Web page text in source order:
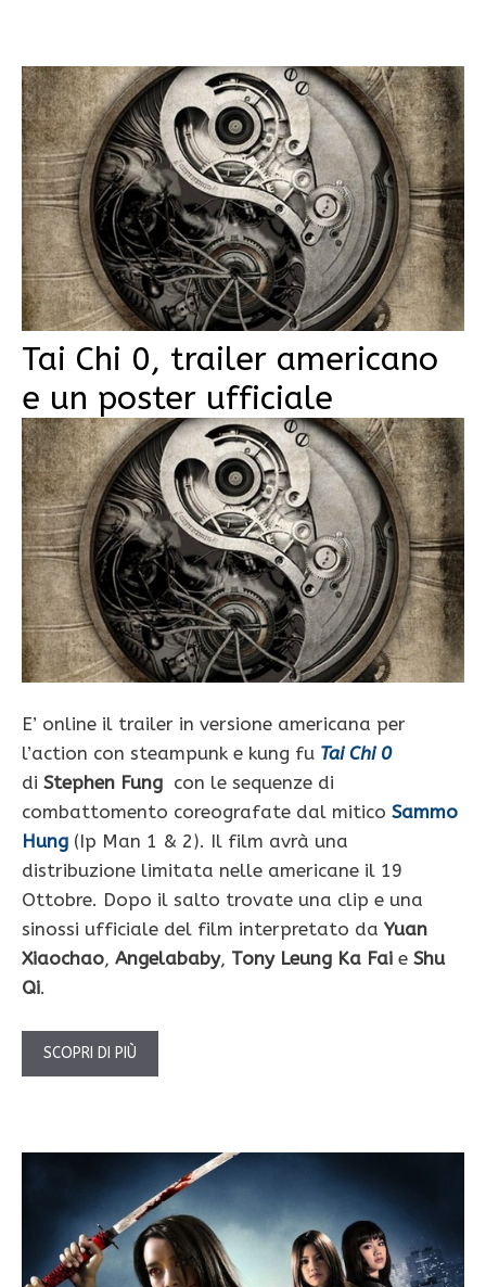
Tai Chi 0, trailer americano
e un poster ufficiale
E’ online il trailer in versione americana per
l’action con steampunk e kung fu Tai Chi 0
di Stephen Fung con le sequenze di
combattomento coreografate dal mitico Sammo
Hung (Ip Man 1 & 2). Il film avrà una
distribuzione limitata nelle americane il 19
Ottobre. Dopo il salto trovate una clip e una
sinossi ufficiale del film interpretato da Yuan
Xiaochao, Angelababy, Tony Leung Ka Fai e Shu
Qi.
SCOPRI DI PIÙ